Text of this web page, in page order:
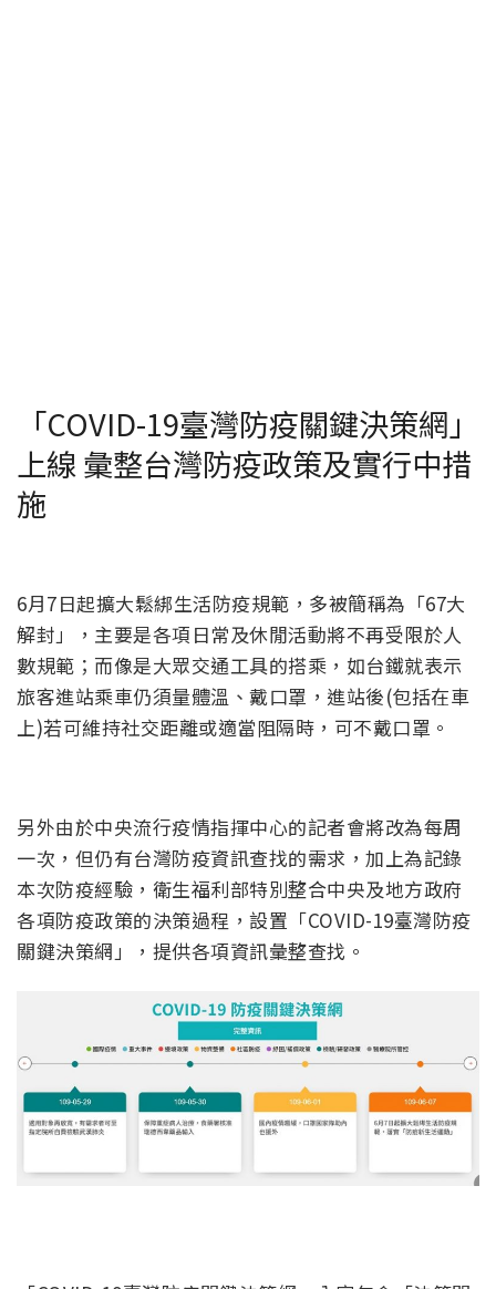
「COVID-19臺灣防疫關鍵決策網」
上線 彙整台灣防疫政策及實行中措
施
6月7日起擴大鬆綁生活防疫規範，多被簡稱為「67大
解封」，主要是各項日常及休閒活動將不再受限於人
數規範；而像是大眾交通工具的搭乘，如台鐵就表示
旅客進站乘車仍須量體溫、戴口罩，進站後(包括在車
上)若可維持社交距離或適當阻隔時，可不戴口罩。
另外由於中央流行疫情指揮中心的記者會將改為每周
一次，但仍有台灣防疫資訊查找的需求，加上為記錄
本次防疫經驗，衛生福利部特別整合中央及地方政府
各項防疫政策的決策過程，設置「COVID-19臺灣防疫
關鍵決策網」，提供各項資訊彙整查找。